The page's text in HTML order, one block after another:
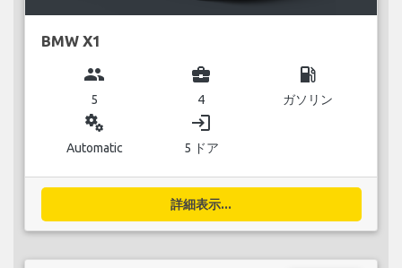
BMW X1
group
5
business_center
4
local_gas_station
ガソリン
miscellaneous_services
Automatic
login
5 ドア
詳細表示...